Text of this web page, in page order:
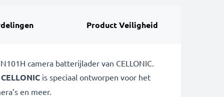
Product Veiligheid
camera batterijlader van CELLONIC.
CELLONIC is speciaal ontworpen voor het
en meer.